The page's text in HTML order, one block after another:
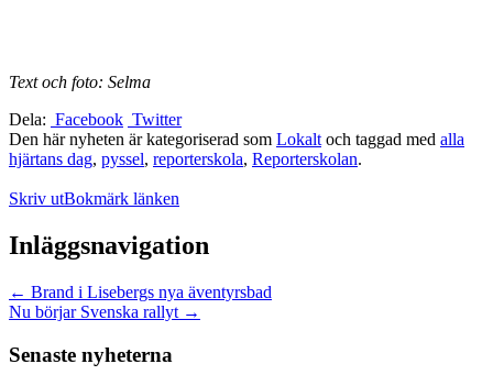
Text och foto: Selma
Dela: Facebook Twitter
Den här nyheten är kategoriserad som Lokalt och taggad med alla
hjärtans dag, pyssel, reporterskola, Reporterskolan.
Skriv utBokmärk länken
Inläggsnavigation
← Brand i Lisebergs nya äventyrsbad
Nu börjar Svenska rallyt →
Senaste nyheterna